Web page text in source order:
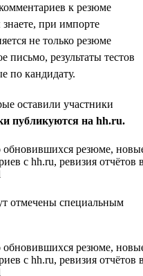
к резюме
при импорте
не только резюме
письмо, результаты тестов
по кандидату.
оставили участники
публикуются на hh.ru.
отмечены специальным